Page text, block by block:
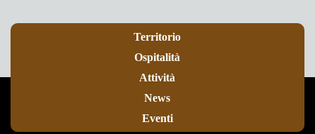
Territorio
Ospitalità
Attività
News
Eventi